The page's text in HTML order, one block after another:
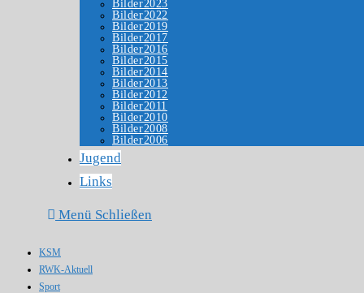
Bilder2023
Bilder2022
Bilder2019
Bilder2017
Bilder2016
Bilder2015
Bilder2014
Bilder2013
Bilder2012
Bilder2011
Bilder2010
Bilder2008
Bilder2006
Jugend
Links
Menü Schließen
KSM
RWK-Aktuell
Sport